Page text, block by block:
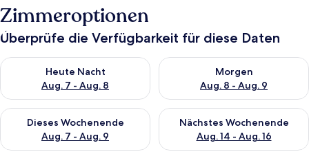
Zimmeroptionen
Überprüfe die Verfügbarkeit für diese Daten
Heute Nacht
Aug. 7 - Aug. 8
Überprüfe die Verfügbarkeit für heute Nacht, Aug. 7 - Aug. 8.
Morgen
Aug. 8 - Aug. 9
Überprüfe die Verfügbarkeit
Dieses Wochenende
Aug. 7 - Aug. 9
Überprüfe die Verfügbarkeit für dieses Wochenende, Aug. 7
Nächstes Wochenende
Aug. 14 - Aug. 16
Überprüfe die Verfügbarkeit